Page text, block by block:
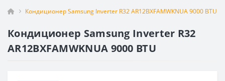
Кондиционер Samsung Inverter R32 AR12BXFAMWKNUA 9000 BTU
Кондиционер Samsung Inverter R32
AR12BXFAMWKNUA 9000 BTU